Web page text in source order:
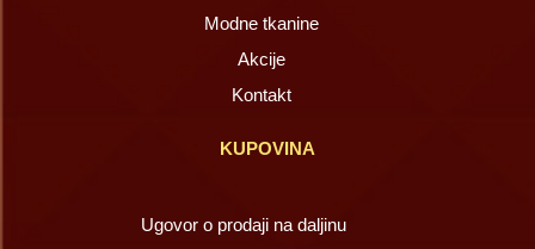
Modne tkanine
Akcije
Kontakt
KUPOVINA
Ugovor o prodaji na daljinu